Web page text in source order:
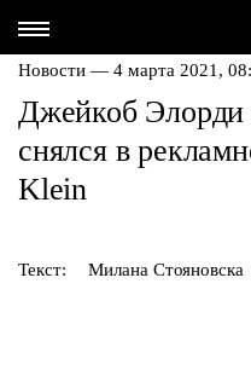
Новости — 4 марта 2021,
Джейкоб
снялся в
Klein
Текст: Милана Стояновска